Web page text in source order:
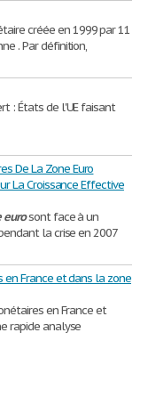
créée en 1999 par 11
. Par définition,
: États de l'UE faisant
De La Zone Euro
La Croissance Effective
eurosont face à un
la crise en 2007
France et dans la zone
en France et
rapide analyse